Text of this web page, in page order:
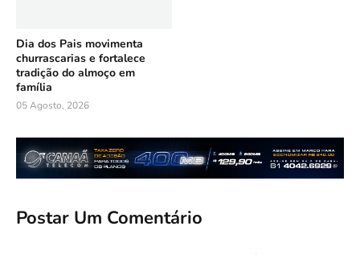
Dia dos Pais movimenta
churrascarias e fortalece
tradição do almoço em
família
05 Agosto, 2026
Postar Um Comentário